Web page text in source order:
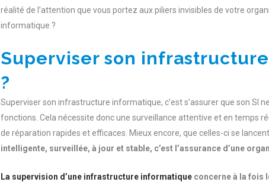
réalité de l’attention que vous portez aux piliers invisibles de votre
informatique ?
Superviser son
?
Superviser son infrastructure informatique, c’est s’assurer que son SI
fonctions. Cela nécessite donc une surveillance attentive et en temps
de réparation rapides et efficaces. Mieux encore, que celles-ci se
intelligente, surveillée, à jour et stable, c’est l’assurance d’une
La supervision d’une infrastructure informatique concerne à la fois